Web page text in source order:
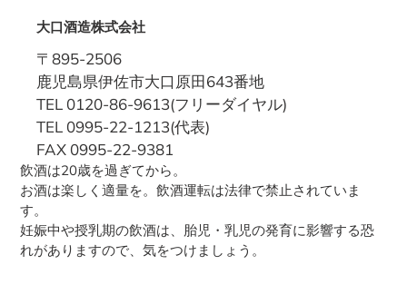
大口酒造株式会社
〒895-2506
鹿児島県伊佐市大口原田643番地
TEL 0120-86-9613(フリーダイヤル)
TEL 0995-22-1213(代表)
FAX 0995-22-9381
飲酒は20歳を過ぎてから。
お酒は楽しく適量を。飲酒運転は法律で禁止されていま
す。
妊娠中や授乳期の飲酒は、胎児・乳児の発育に影響する恐
れがありますので、気をつけましょう。